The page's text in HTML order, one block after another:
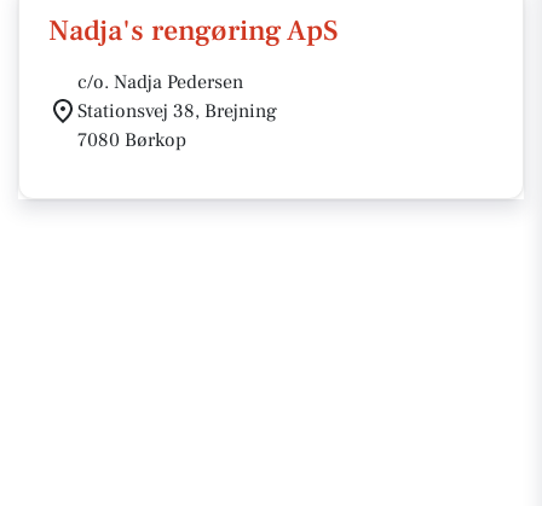
Nadja's rengøring ApS
c/o. Nadja Pedersen
Stationsvej 38, Brejning
7080 Børkop